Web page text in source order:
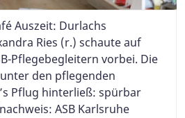
Auszeit: Durlachs
Ries (r.) schaute auf
Pflegebegleitern vorbei. Die
den pflegenden
Pflug hinterließ: spürbar
ASB Karlsruhe